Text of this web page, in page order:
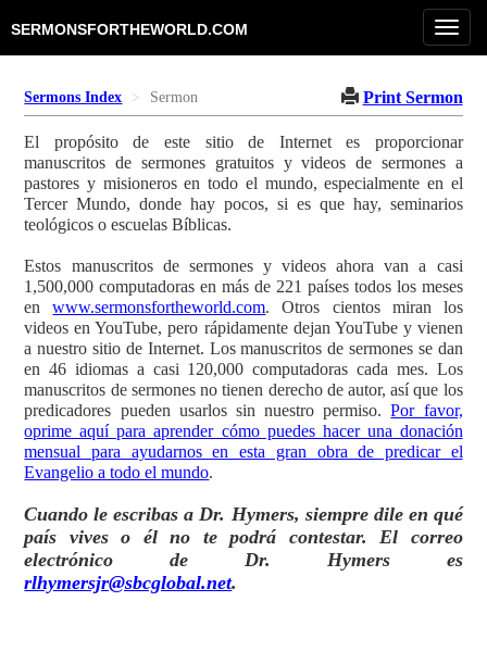
SERMONSFORTHEWORLD.COM
Sermons Index Sermon Print Sermon
El propósito de este sitio de Internet es proporcionar
manuscritos de sermones gratuitos y videos de sermones a
pastores y misioneros en todo el mundo, especialmente en el
Tercer Mundo, donde hay pocos, si es que hay, seminarios
teológicos o escuelas Bíblicas.
Estos manuscritos de sermones y videos ahora van a casi
1,500,000 computadoras en más de 221 países todos los meses
enwww.sermonsfortheworld.com. Otros cientos miran los
videos en YouTube, pero rápidamente dejan YouTube y vienen
a nuestro sitio de Internet. Los manuscritos de sermones se dan
en 46 idiomas a casi 120,000 computadoras cada mes. Los
manuscritos de sermones no tienen derecho de autor, así que los
predicadores pueden usarlos sin nuestro permiso.Por favor,
oprime aquí para aprender cómo puedes hacer una donación
mensual para ayudarnos en esta gran obra de predicar el
Evangelio a todo el mundo.
Cuando le escribas a Dr. Hymers, siempre dile en qué
país vives o él no te podrá contestar. El correo
electrónico de Dr. Hymers es
rlhymersjr@sbcglobal.net.